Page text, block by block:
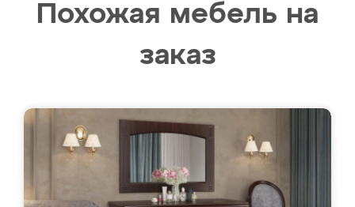
Похожая мебель на
заказ